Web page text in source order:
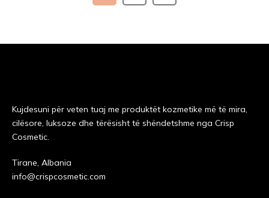
Kujdesuni për veten tuaj me produktët kozmetike më të mira,
cilësore, luksoze dhe tërësisht të shëndetshme nga Crisp
Cosmetic.
Tirane, Albania
info@crispcosmetic.com